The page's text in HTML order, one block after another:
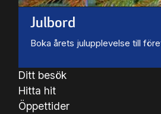
Julbord
Boka årets julupplevelse till
Ditt besök
Hitta hit
Öppettider